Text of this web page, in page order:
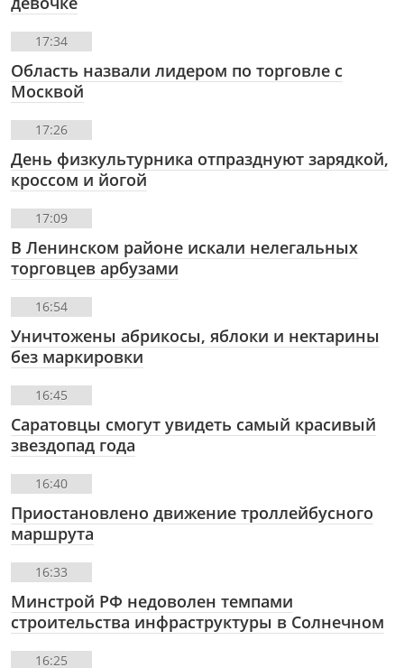
17:34
Область назвали лидером по торговле с
Москвой
17:26
День физкультурника отпразднуют зарядкой,
кроссом и йогой
17:09
В Ленинском районе искали нелегальных
торговцев арбузами
16:54
Уничтожены абрикосы, яблоки и нектарины
без маркировки
16:45
Саратовцы смогут увидеть самый красивый
звездопад года
16:40
Приостановлено движение троллейбусного
маршрута
16:33
Минстрой РФ недоволен темпами
строительства инфраструктуры в Солнечном
16:25